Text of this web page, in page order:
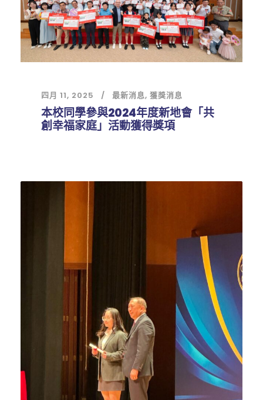
四月 11, 2025 最新消息, 獲獎消息
本校同學參與2024年度新地會「共
創幸福家庭」活動獲得獎項